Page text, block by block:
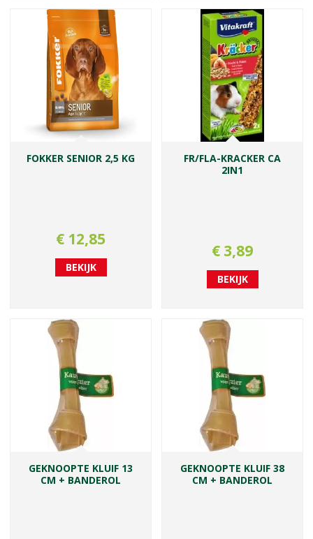
FOKKER SENIOR 2,5 KG
€ 12,85
BEKIJK
FR/FLA-KRACKER CA
2IN1
€ 3,89
BEKIJK
GEKNOOPTE KLUIF 13
CM + BANDEROL
GEKNOOPTE KLUIF 38
CM + BANDEROL